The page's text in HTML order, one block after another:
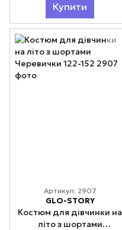
Купити
Артикул: 2907
GLO-STORY
Костюм для дівчинки на
літо з шортами